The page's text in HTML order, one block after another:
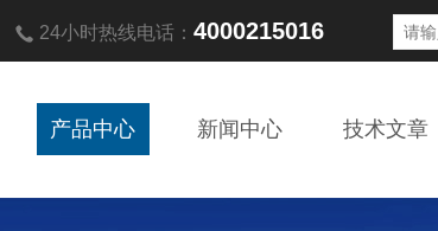
24小时热线电话： 4000215016
产品中心 新闻中心 技术文章